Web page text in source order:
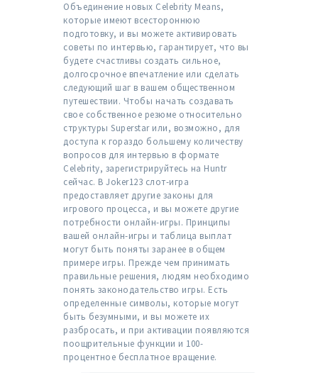
Объединение новых Celebrity Means,
которые имеют всестороннюю
подготовку, и вы можете активировать
советы по интервью, гарантирует, что вы
будете счастливы создать сильное,
долгосрочное впечатление или сделать
следующий шаг в вашем общественном
путешествии. Чтобы начать создавать
свое собственное резюме относительно
структуры Superstar или, возможно, для
доступа к гораздо большему количеству
вопросов для интервью в формате
Celebrity, зарегистрируйтесь на Huntr
сейчас. В Joker123 слот-игра
предоставляет другие законы для
игрового процесса, и вы можете другие
потребности онлайн-игры. Принципы
вашей онлайн-игры и таблица выплат
могут быть поняты заранее в общем
примере игры. Прежде чем принимать
правильные решения, людям необходимо
понять законодательство игры. Есть
определенные символы, которые могут
быть безумными, и вы можете их
разбросать, и при активации появляются
поощрительные функции и 100-
процентное бесплатное вращение.